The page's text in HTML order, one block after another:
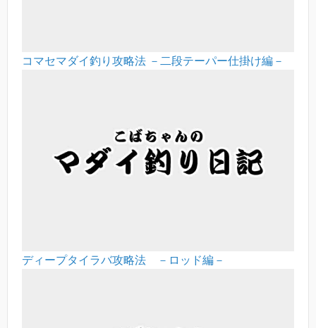
コマセマダイ釣り攻略法 －二段テーパー仕掛け編－
ディープタイラバ攻略法 －ロッド編－